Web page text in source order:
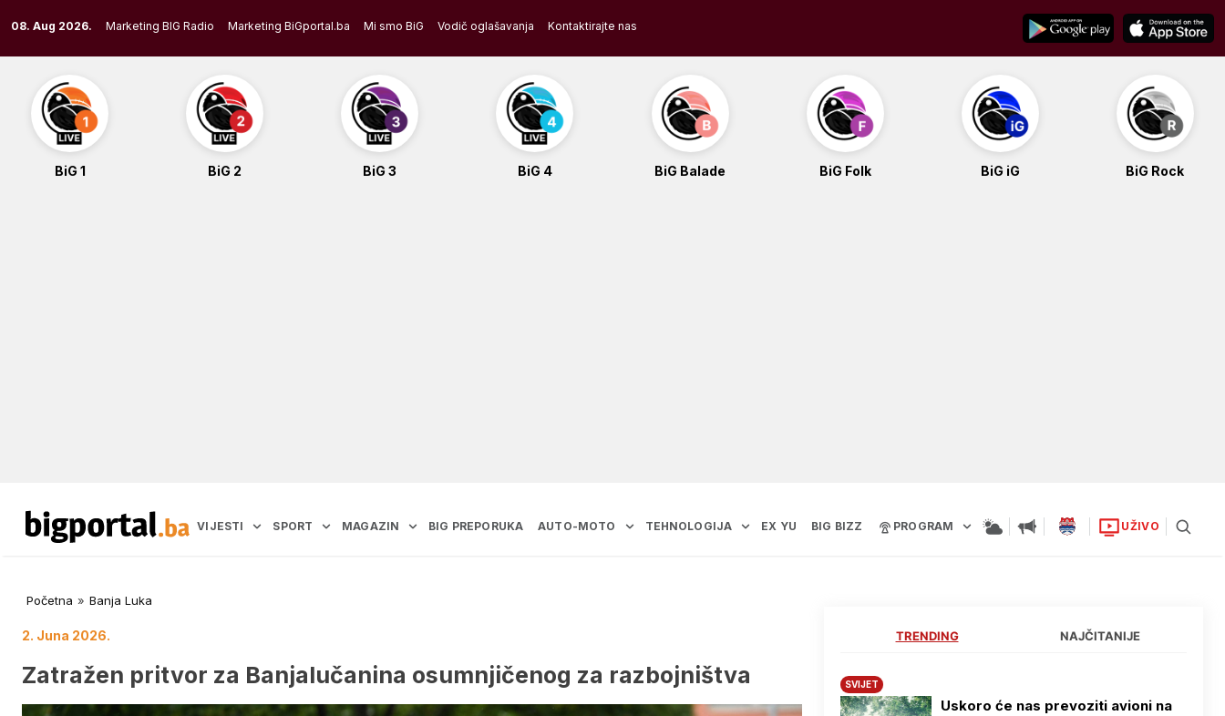
to
content
08. Aug 2026. Marketing BIG Radio Marketing BiGportal.ba Mi smo BiG Vodič oglašavanja Kontaktirajte nas
BiG 1 BiG 2 BiG 3 BiG 4 BiG Balade BiG Folk BiG iG BiG Rock
VIJESTI SPORT MAGAZIN BIG PREPORUKA AUTO-MOTO TEHNOLOGIJA EX YU BIG BIZZ PROGRAM UŽIVO
Početna » Banja Luka
2. Juna 2026.
Zatražen pritvor za Banjalučanina osumnjičenog za razbojništva
TRENDING NAJČITANIJE
SVIJET
Uskoro će nas prevoziti avioni na